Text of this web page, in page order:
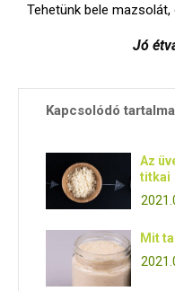
Tehetünk bele
Jó
Kapcsolódó
Az
titkai
Mit